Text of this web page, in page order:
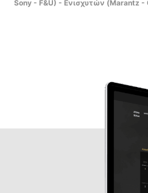
Sony - F&U) - Ενισχυτών (Marantz -